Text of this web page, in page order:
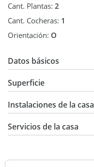
Cant. Plantas: 2
Cant. Cocheras: 1
Orientación: O
Datos básicos
USD 229.000
Superficie
8 m2
160 m2
Instalaciones de la casa
Servicios de la casa